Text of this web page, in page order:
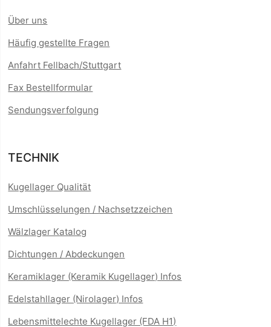
Über uns
Häufig gestellte Fragen
Anfahrt Fellbach/Stuttgart
Fax Bestellformular
Sendungsverfolgung
TECHNIK
Kugellager Qualität
Umschlüsselungen / Nachsetzzeichen
Wälzlager Katalog
Dichtungen / Abdeckungen
Keramiklager (Keramik Kugellager) Infos
Edelstahllager (Nirolager) Infos
Lebensmittelechte Kugellager (FDA H1)